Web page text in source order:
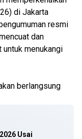
di Jakarta
resmi
dan
menukangi
berlangsung
Usai